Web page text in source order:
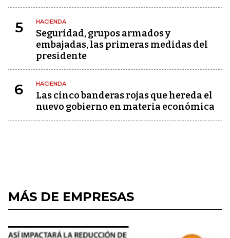
5 HACIENDA
Seguridad, grupos armados y
embajadas, las primeras medidas del
presidente
6 HACIENDA
Las cinco banderas rojas que hereda el
nuevo gobierno en materia económica
MÁS DE EMPRESAS